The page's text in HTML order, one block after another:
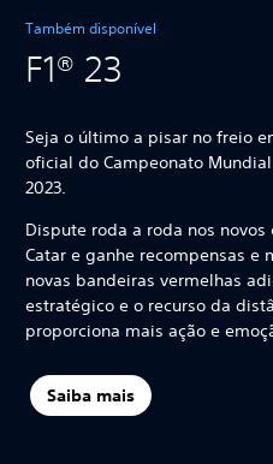
Também disponível
F1® 23
Seja o último a pisar no freio
oficial do Campeonato
2023.
Dispute roda a roda nos
Catar e ganhe recompensas e
novas bandeiras vermelhas
estratégico e o recurso da
proporciona mais ação e
Saiba mais